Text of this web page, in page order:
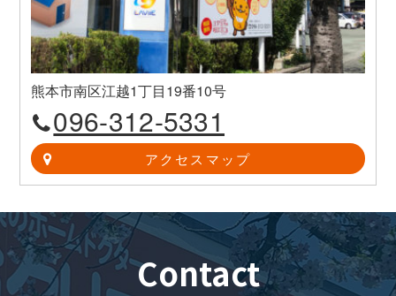
熊本市南区江越1丁目19番10号
096-312-5331
アクセスマップ
Contact